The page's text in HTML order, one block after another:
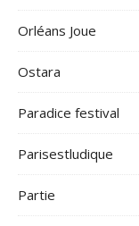
Orléans Joue
Ostara
Paradice festival
Parisestludique
Partie